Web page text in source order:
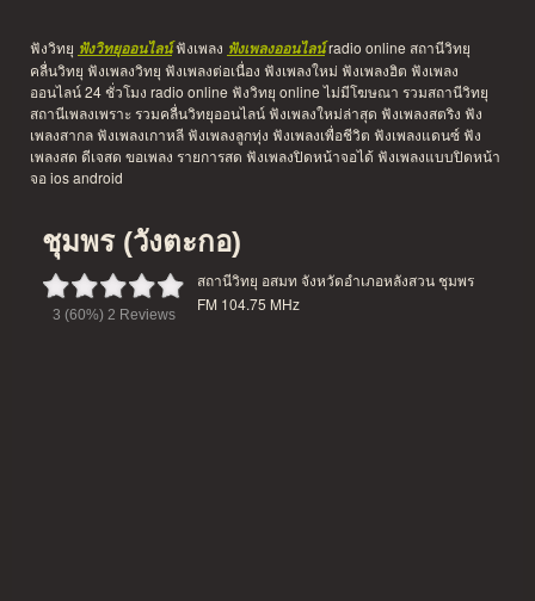
ฟังวิทยุ ฟังวิทยุออนไลน์ฟังเพลง ฟังเพลงออนไลน์radio online สถานีวิทยุ
คลื่นวิทยุ ฟังเพลงวิทยุ ฟังเพลงต่อเนื่อง ฟังเพลงใหม่ ฟังเพลงฮิต ฟังเพลง
ออนไลน์ 24 ชั่วโมง radio online ฟังวิทยุ online ไม่มีโฆษณา รวมสถานีวิทยุ
สถานีเพลงเพราะ รวมคลื่นวิทยุออนไลน์ ฟังเพลงใหม่ล่าสุด ฟังเพลงสตริง ฟัง
เพลงสากล ฟังเพลงเกาหลี ฟังเพลงลูกทุ่ง ฟังเพลงเพื่อชีวิต ฟังเพลงแดนซ์ ฟัง
เพลงสด ดีเจสด ขอเพลง รายการสด ฟังเพลงปิดหน้าจอได้ ฟังเพลงแบบปิดหน้า
จอ ios android
ชุมพร (วังตะกอ)
3 (60%) 2 Reviews
สถานีวิทยุ อสมท จังหวัดอำเภอหลังสวน ชุมพร
FM 104.75 MHz